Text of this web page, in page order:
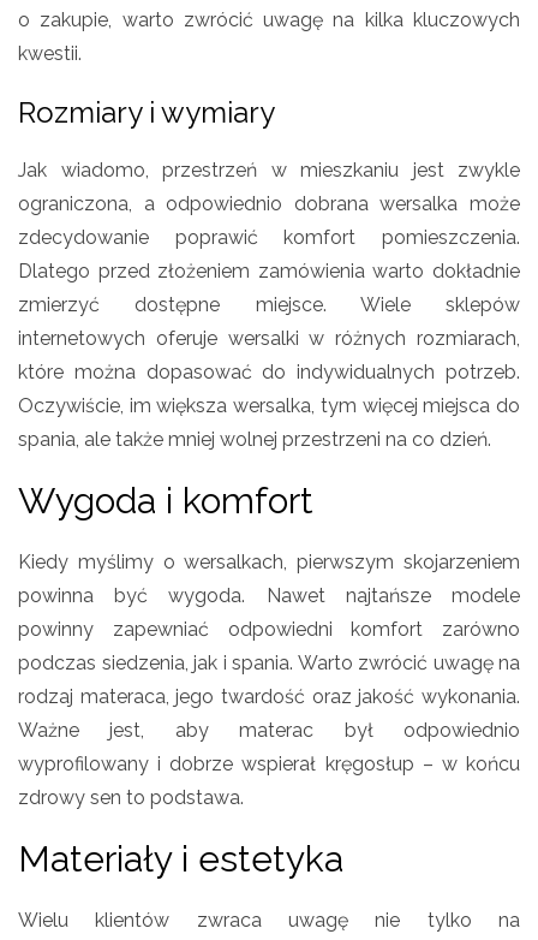
o zakupie, warto zwrócić uwagę na kilka kluczowych
kwestii.
Rozmiary i wymiary
Jak wiadomo, przestrzeń w mieszkaniu jest zwykle
ograniczona, a odpowiednio dobrana wersalka może
zdecydowanie poprawić komfort pomieszczenia.
Dlatego przed złożeniem zamówienia warto dokładnie
zmierzyć dostępne miejsce. Wiele sklepów
internetowych oferuje wersalki w różnych rozmiarach,
które można dopasować do indywidualnych potrzeb.
Oczywiście, im większa wersalka, tym więcej miejsca do
spania, ale także mniej wolnej przestrzeni na co dzień.
Wygoda i komfort
Kiedy myślimy o wersalkach, pierwszym skojarzeniem
powinna być wygoda. Nawet najtańsze modele
powinny zapewniać odpowiedni komfort zarówno
podczas siedzenia, jak i spania. Warto zwrócić uwagę na
rodzaj materaca, jego twardość oraz jakość wykonania.
Ważne jest, aby materac był odpowiednio
wyprofilowany i dobrze wspierał kręgosłup – w końcu
zdrowy sen to podstawa.
Materiały i estetyka
Wielu klientów zwraca uwagę nie tylko na